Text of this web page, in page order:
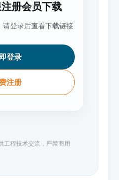
册会员下载
请登录后查看下载链接
登录
注册
工程技术交流，严禁商用